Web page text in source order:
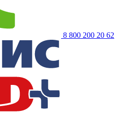
8 800 200 20 62